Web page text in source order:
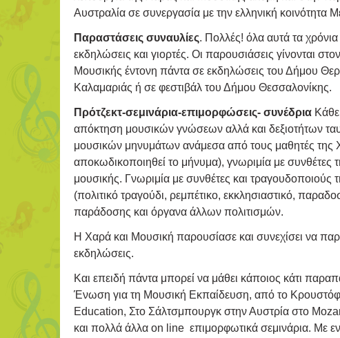
Αυστραλία σε συνεργασία με την ελληνική κοινότητα
Παραστάσεις συναυλίες. Πολλές! όλα αυτά τα χρόνια
εκδηλώσεις και γιορτές. Οι παρουσιάσεις γίνονται
Μουσικής έντονη πάντα σε εκδηλώσεις του Δήμου
Καλαμαριάς ή σε φεστιβάλ του Δήμου Θεσσαλονίκης.
Πρότζεκτ-σεμινάρια-επιμορφώσεις- συνέδρια
απόκτηση μουσικών γνώσεων αλλά και δεξιοτήτων
μουσικών μηνυμάτων ανάμεσα από τους μαθητές της
αποκωδικοποιηθεί το μήνυμα), γνωριμία με συνθέτες
μουσικής. Γνωριμία με συνθέτες και
(πολιτικό τραγούδι, ρεμπέτικο, εκκλησιαστικό,
παράδοσης και όργανα άλλων πολιτισμών.
Η Χαρά και Μουσική παρουσίασε και συνεχίσει να
εκδηλώσεις.
Και επειδή πάντα μπορεί να μάθει κάποιος κάτι
Ένωση για τη Μουσική Εκπαίδευση, από το
Education, Στο Σάλτσμπουργκ στην Αυστρία στο
και πολλά άλλα on line επιμορφωτικά σεμινάρια. Με